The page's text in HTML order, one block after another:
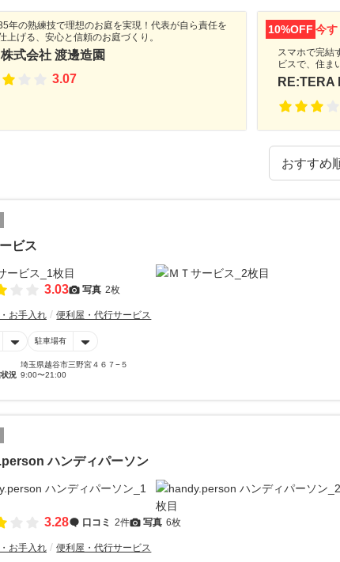
年の熟練技で理想のお庭を実現！代表が自ら責任を
上げる、安心と信頼のお庭づくり。
式会社 渡邊造園
3.07
10%OFF 今す
スマホで完結
ビスで、住ま
RE:TERA
ビス
3.03 写真 2枚
お手入れ 便利屋・代行サービス
駐車場有
埼玉県越谷市三野宮４６７−５
況 9:00〜21:00
ハンディパーソン
3.28 口コミ 2件 写真 6枚
お手入れ 便利屋・代行サービス